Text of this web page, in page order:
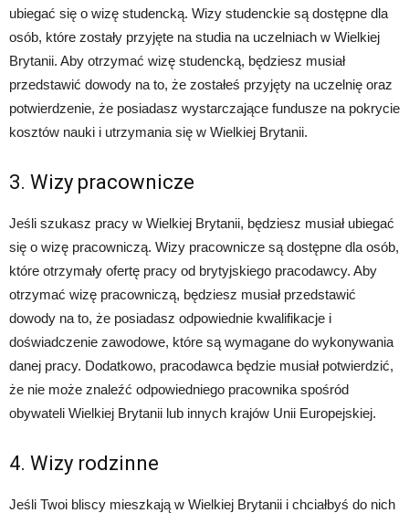
ubiegać się o wizę studencką. Wizy studenckie są dostępne dla
osób, które zostały przyjęte na studia na uczelniach w Wielkiej
Brytanii. Aby otrzymać wizę studencką, będziesz musiał
przedstawić dowody na to, że zostałeś przyjęty na uczelnię oraz
potwierdzenie, że posiadasz wystarczające fundusze na pokrycie
kosztów nauki i utrzymania się w Wielkiej Brytanii.
3. Wizy pracownicze
Jeśli szukasz pracy w Wielkiej Brytanii, będziesz musiał ubiegać
się o wizę pracowniczą. Wizy pracownicze są dostępne dla osób,
które otrzymały ofertę pracy od brytyjskiego pracodawcy. Aby
otrzymać wizę pracowniczą, będziesz musiał przedstawić
dowody na to, że posiadasz odpowiednie kwalifikacje i
doświadczenie zawodowe, które są wymagane do wykonywania
danej pracy. Dodatkowo, pracodawca będzie musiał potwierdzić,
że nie może znaleźć odpowiedniego pracownika spośród
obywateli Wielkiej Brytanii lub innych krajów Unii Europejskiej.
4. Wizy rodzinne
Jeśli Twoi bliscy mieszkają w Wielkiej Brytanii i chciałbyś do nich